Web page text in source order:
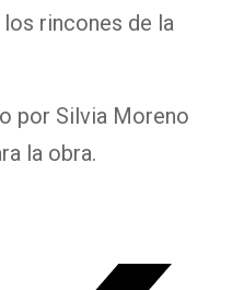
rincones de la
por Silvia Moreno
la obra.